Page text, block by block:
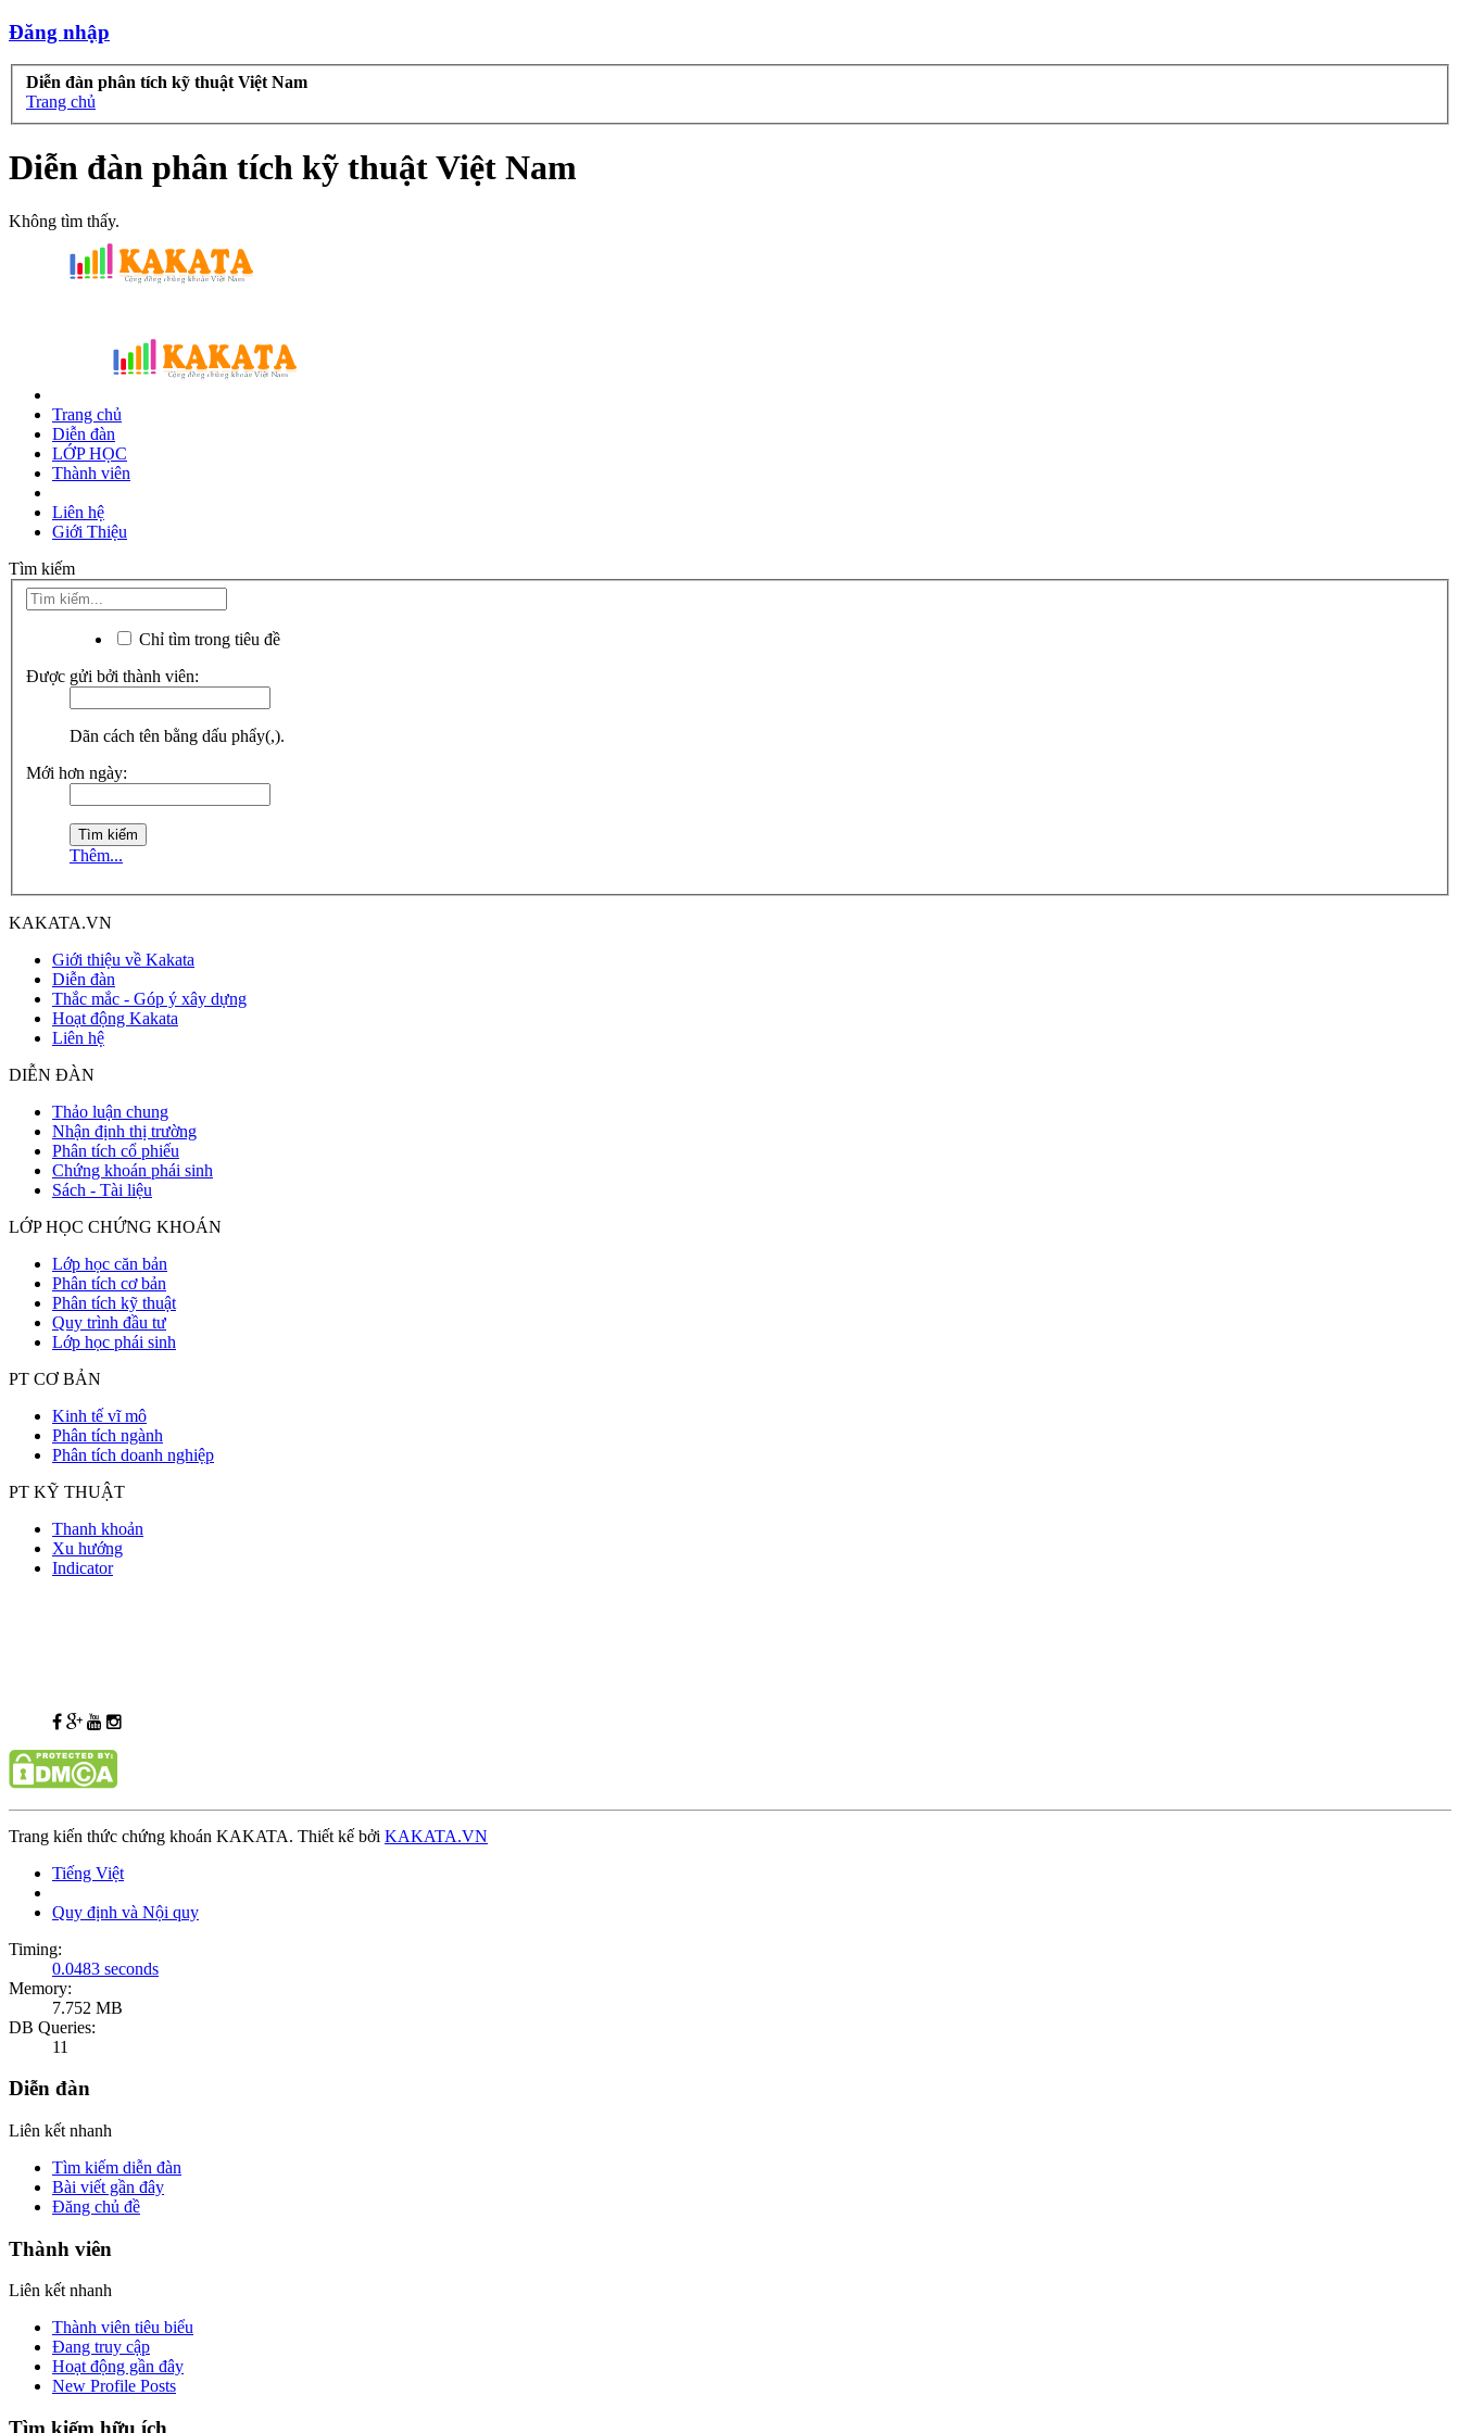
Đăng nhập
Diễn đàn phân tích kỹ thuật Việt Nam
Trang chủ
Diễn đàn phân tích kỹ thuật Việt Nam
Không tìm thấy.
Trang chủ
Diễn đàn
LỚP HỌC
Thành viên
Liên hệ
Giới Thiệu
Tìm kiếm
Chỉ tìm trong tiêu đề
Được gửi bởi thành viên:
Dãn cách tên bằng dấu phẩy(,).
Mới hơn ngày:
Thêm...
KAKATA.VN
Giới thiệu về Kakata
Diễn đàn
Thắc mắc - Góp ý xây dựng
Hoạt động Kakata
Liên hệ
DIỄN ĐÀN
Thảo luận chung
Nhận định thị trường
Phân tích cổ phiếu
Chứng khoán phái sinh
Sách - Tài liệu
LỚP HỌC CHỨNG KHOÁN
Lớp học căn bản
Phân tích cơ bản
Phân tích kỹ thuật
Quy trình đầu tư
Lớp học phái sinh
PT CƠ BẢN
Kinh tế vĩ mô
Phân tích ngành
Phân tích doanh nghiệp
PT KỸ THUẬT
Thanh khoản
Xu hướng
Indicator
Trang kiến thức chứng khoán KAKATA. Thiết kế bởi KAKATA.VN
Tiếng Việt
Quy định và Nội quy
Timing:
0.0483 seconds
Memory:
7.752 MB
DB Queries:
11
Diễn đàn
Liên kết nhanh
Tìm kiếm diễn đàn
Bài viết gần đây
Đăng chủ đề
Thành viên
Liên kết nhanh
Thành viên tiêu biểu
Đang truy cập
Hoạt động gần đây
New Profile Posts
Tìm kiếm hữu ích